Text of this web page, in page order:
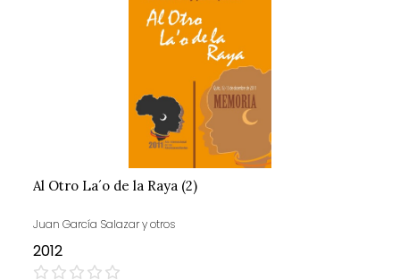
Al Otro La´o de la Raya (2)
Juan García Salazar y otros
2012